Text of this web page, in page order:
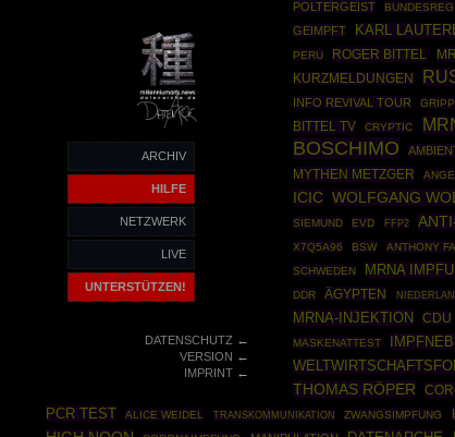
ARCHIV
HILFE
NETZWERK
LIVE
UNTERSTÜTZEN!
DATENSCHUTZ←
VERSION ←
IMPRINT←
POLTERGEIST
GEIMPFT KARL
PERU
ROGER BITTEL
KURZMELDUNGEN
INFO REVIVAL TOUR
BITTEL TV CRYPTIC
BOSCHIMO
MYTHEN METZGER
ICIC WOLFGANG
SIEMUND
EVD FFP2
X7Q5A96 BSW ANTHONY
SCHWEDEN
MRNA
DDR ÄGYPTEN
MRNA-INJEKTION CDU
MASKENATTEST
THOMAS RÖPER
PCR TEST ALICE WEIDEL TRANSKOMMUNIKATION ZWANGSIMPFUNG